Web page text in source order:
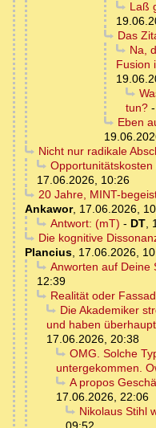
Laß
Das
Na,
Fusion
tun? -
Eben
Nicht nur radikale
17.06.2026, 10:26
20 Jahre, MINT-
Ankawor, 17.06.2026,
Antwort: (mT) - DT,
Die kognitive
Plancius, 17.06.2026,
Anworten auf Deine
12:39
Realität oder
Die Akademiker
und haben
17.06.2026, 20:38
OMG. Solche
untergekommen.
A propos
17.06.2026, 22:06
Nikolaus Stihl